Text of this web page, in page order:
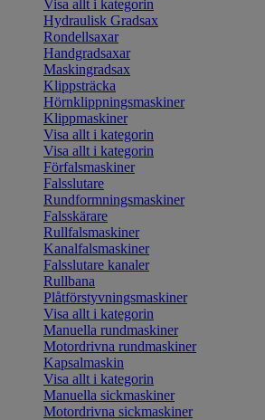
Visa allt i kategorin
Hydraulisk Gradsax
Rondellsaxar
Handgradsaxar
Maskingradsax
Klippsträcka
Hörnklippningsmaskiner
Klippmaskiner
Visa allt i kategorin
Visa allt i kategorin
Förfalsmaskiner
Falsslutare
Rundformningsmaskiner
Falsskärare
Rullfalsmaskiner
Kanalfalsmaskiner
Falsslutare kanaler
Rullbana
Plåtförstyvningsmaskiner
Visa allt i kategorin
Manuella rundmaskiner
Motordrivna rundmaskiner
Kapsalmaskin
Visa allt i kategorin
Manuella sickmaskiner
Motordrivna sickmaskiner